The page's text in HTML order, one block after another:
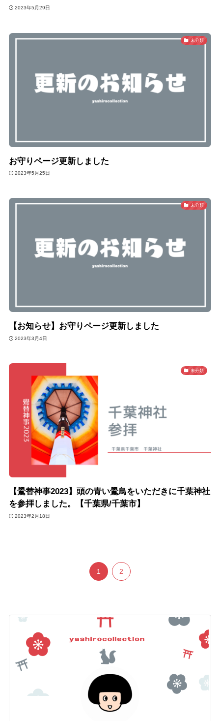
2023年5月29日
未分類
お守りページ更新しました
2023年5月25日
未分類
【お知らせ】お守りページ更新しました
2023年3月4日
未分類
【鷽替神事2023】頭の青い鷽鳥をいただきに千葉神社
を参拝しました。【千葉県/千葉市】
2023年2月18日
1 2